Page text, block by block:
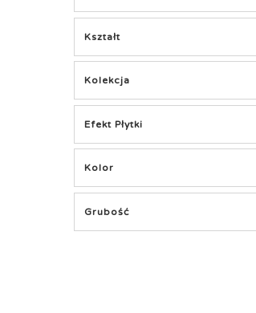
Kształt
Kolekcja
Efekt Płytki
Kolor
Grubość